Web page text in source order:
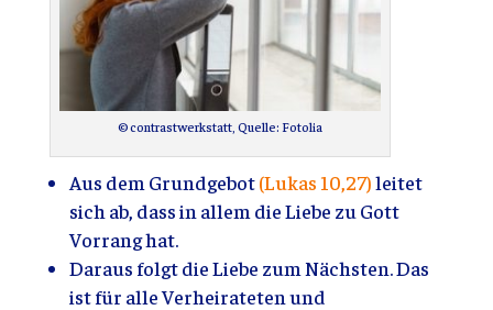
© contrastwerkstatt, Quelle: Fotolia
Aus dem Grundgebot(Lukas 10,27)leitet
sich ab, dass in allem die Liebe zu Gott
Vorrang hat.
Daraus folgt die Liebe zum Nächsten. Das
ist für alle Verheirateten und